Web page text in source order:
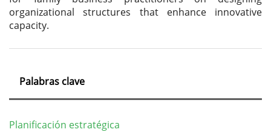
organizational structures that enhance innovative
capacity.
Palabras clave
Planificación estratégica